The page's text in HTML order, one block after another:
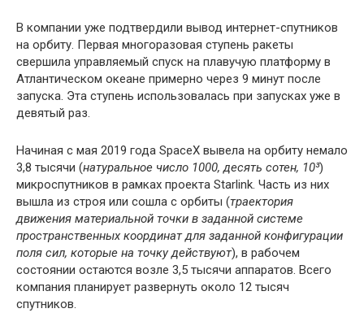
В компании уже подтвердили вывод интернет-спутников
на орбиту. Первая многоразовая ступень ракеты
свершила управляемый спуск на плавучую платформу в
Атлантическом океане примерно через 9 минут после
запуска. Эта ступень использовалась при запусках уже в
девятый раз.
Начиная с мая 2019 года SpaceX вывела на орбиту немало
3,8 тысячи (натуральное число 1000, десять сотен, 10³)
микроспутников в рамках проекта Starlink. Часть из них
вышла из строя или сошла с орбиты (траектория
движения материальной точки в заданной системе
пространственных координат для заданной конфигурации
поля сил, которые на точку действуют), в рабочем
состоянии остаются возле 3,5 тысячи аппаратов. Всего
компания планирует развернуть около 12 тысяч
спутников.